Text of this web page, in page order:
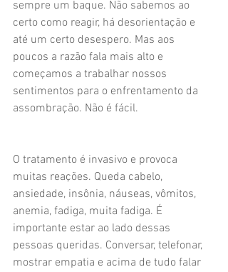
sempre um baque. Não sabemos ao
certo como reagir, há desorientação e
até um certo desespero. Mas aos
poucos a razão fala mais alto e
começamos a trabalhar nossos
sentimentos para o enfrentamento da
assombração. Não é fácil.
O tratamento é invasivo e provoca
muitas reações. Queda cabelo,
ansiedade, insônia, náuseas, vômitos,
anemia, fadiga, muita fadiga. É
importante estar ao lado dessas
pessoas queridas. Conversar, telefonar,
mostrar empatia e acima de tudo falar